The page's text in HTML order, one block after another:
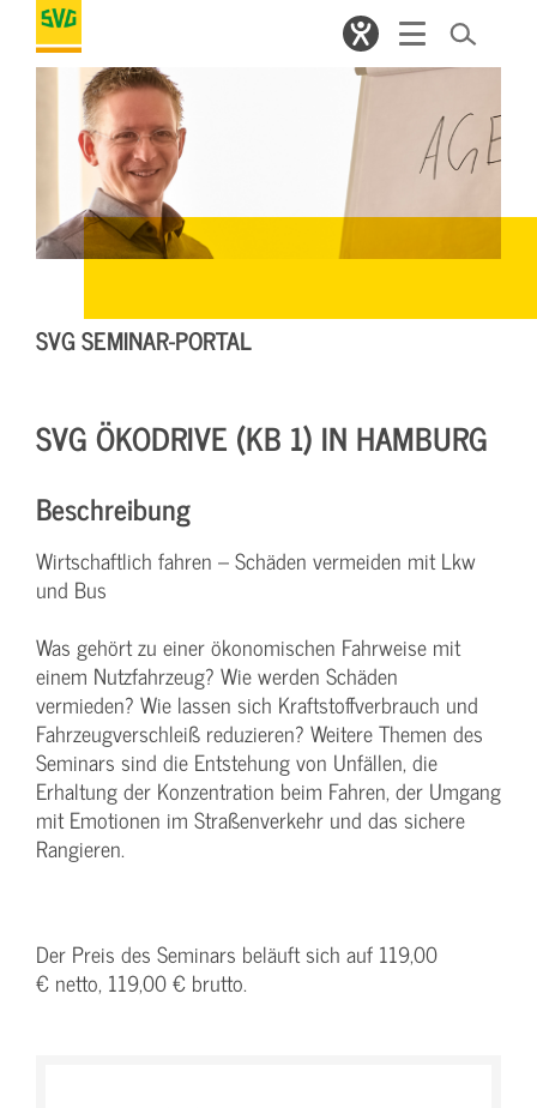
SVG SEMINAR-PORTAL
SVG ÖKODRIVE (KB 1) IN HAMBURG
Beschreibung
Wirtschaftlich fahren – Schäden vermeiden mit Lkw
und Bus
Was gehört zu einer ökonomischen Fahrweise mit
einem Nutzfahrzeug? Wie werden Schäden
vermieden? Wie lassen sich Kraftstoffverbrauch und
Fahrzeugverschleiß reduzieren? Weitere Themen des
Seminars sind die Entstehung von Unfällen, die
Erhaltung der Konzentration beim Fahren, der Umgang
mit Emotionen im Straßenverkehr und das sichere
Rangieren.
Der Preis des Seminars beläuft sich auf 119,00
€ netto, 119,00 € brutto.